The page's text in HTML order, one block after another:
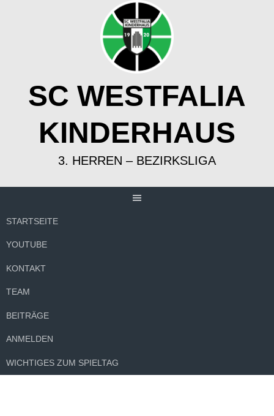
SC WESTFALIA
KINDERHAUS
3. HERREN – BEZIRKSLIGA
STARTSEITE
YOUTUBE
KONTAKT
TEAM
BEITRÄGE
ANMELDEN
WICHTIGES ZUM SPIELTAG